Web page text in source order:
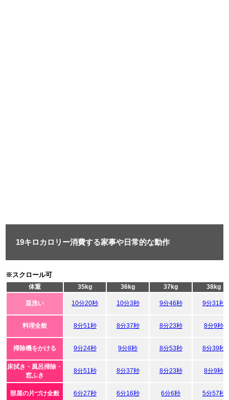
19キロカロリー消費する家事や日常的な動作
※スクロール可
体重 35kg 36kg 37kg 38kg
皿洗い 10分20秒 10分3秒 9分46秒 9分31秒
料理全般 8分51秒 8分37秒 8分23秒 8分9秒
掃除機をかける 9分24秒 9分8秒 8分53秒 8分39秒
床拭き・風呂掃除・
窓ふき
8分51秒 8分37秒 8分23秒 8分9秒
部屋の片づけ全般 6分27秒 6分16秒 6分6秒 5分57秒